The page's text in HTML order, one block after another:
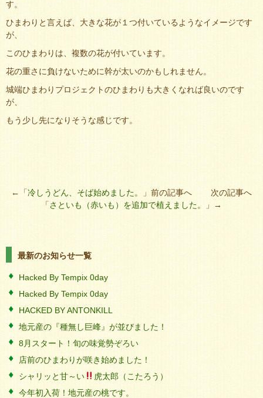
す。
ひまわりと言えば、大きな花が１つ付いているようなイメージです
が、
このひまわりは、複数の花が付いています。
花の重さに負けないために幹が太いのかもしれません。
城端ひまわりプロジェクトのひまわりも大きくなれば良いのです
が、
もう少し先になりそうな感じです。
←「冷しうどん、そば始めました。
」前の記事へ 次の記事へ
「さといも（赤いも）を追加で植えました。」→
最新のお知らせ一覧
Hacked By Tempix 0day
Hacked By Tempix 0day
HACKED BY ANTONKILL
地元産の『種無し巨峰』が並びました！
8月スタート！旬の味覚勢ぞろい
店前のひまわりが咲き始めました！
シャリッと甘～い
虎太郎（こたろう）
今年初入荷！地元産の桃です。